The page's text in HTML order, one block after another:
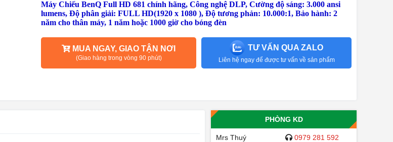
Máy Chiếu BenQ Full HD 681 chính hãng, Công nghệ DLP, Cường độ sáng: 3.000 ansi
lumens, Độ phân giải:FULL HD(1920 x 1080 ), Độ tương phản: 10.000:1, Bảo hành: 2
năm cho thân máy, 1 năm hoặc 1000 giờ cho bóng đèn
MUA NGAY, GIAO TẬN NƠI
(Giao hàng trong vòng 90 phút)
TƯ VẤN QUA ZALO
Liên hệ ngay để được tư vấn về sản phẩm
PHÒNG KD
Mrs Thuý
0979 281 592